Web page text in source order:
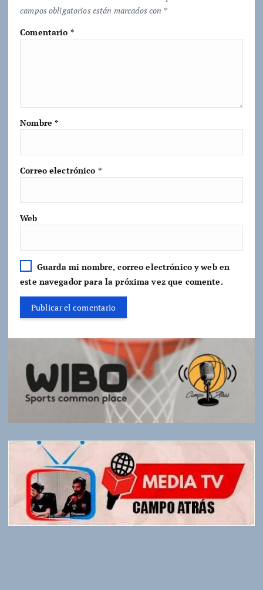
campos obligatorios están marcados con *
Comentario *
Nombre*
Correo electrónico *
Web
Guarda mi nombre, correo electrónico y web en
este navegador para la próxima vez que comente.